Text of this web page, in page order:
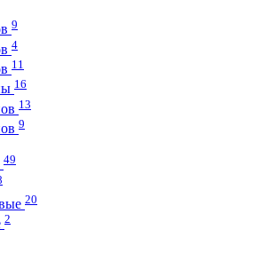
9
4
11
16
13
9
49
20
2